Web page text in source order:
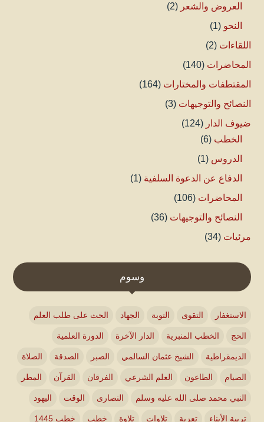
العروض والشعر (2)
النحو (1)
اللقاءات (2)
المحاضرات (140)
المقتطفات والمختارات (164)
النصائح والتوجيهات (3)
ضيوف الدار (124)
الخطب (6)
الدروس (1)
الدفاع عن الدعوة السلفية (1)
المحاضرات (106)
النصائح والتوجيهات (36)
مرئيات (34)
وسوم
الاستغفار التقوى التوبة الجهاد الحث على طلب العلم
الحج الخطب المنبرية الدار الآخرة الدورة العلمية
الديمقراطية الشيخ عثمان السالمي الصبر الصدقة الصلاة
الصيام الطاعون العلم الشرعي الفرقان القرآن المطر
النبي محمد صلى الله عليه وسلم النصارى الوقت اليهود
تربية الأبناء تعزية تلاوات تلاوة خطب خطب 1445